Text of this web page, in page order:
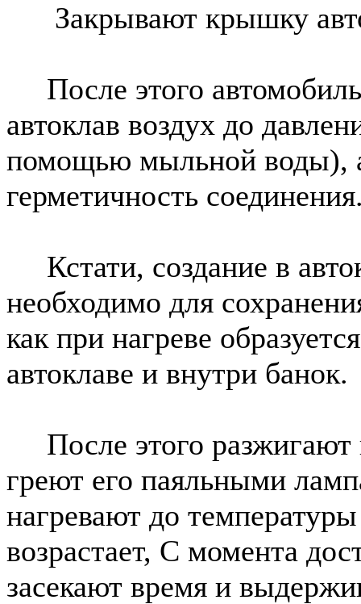
Закрывают крышку
После этого
автоклав воздух до
помощью мыльной воды),
герметичность
Кстати, создание в
необходимо для
как при нагреве
автоклаве и внутри банок.
После этого разжигают
греют его паяльными
нагревают до
возрастает, С момента
засекают время и